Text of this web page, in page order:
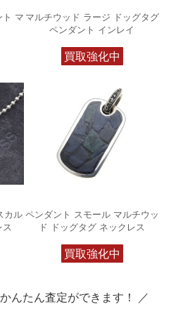
ト マ マルチウッド ラージ ドッグタグ
ペンダント インレイ
買取強化中
カル ペンダント スモール マルチウッ
ド ドッグタグ ネックレス
買取強化中
んたん査定ができます！ ／